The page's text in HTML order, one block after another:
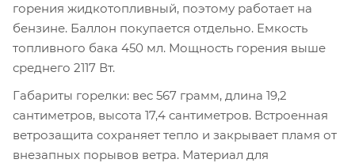
горения жидкотопливный, поэтому работает на
бензине. Баллон покупается отдельно. Емкость
топливного бака 450 мл. Мощность горения выше
среднего 2117 Вт.
Габариты горелки: вес 567 грамм, длина 19,2
сантиметров, высота 17,4 сантиметров. Встроенная
ветрозащита сохраняет тепло и закрывает пламя от
внезапных порывов ветра. Материал для